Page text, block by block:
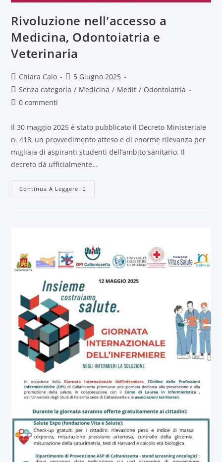
Rivoluzione nell’accesso a
Medicina, Odontoiatria e
Veterinaria
Chiara Calo
5 Giugno 2025
Senza categoria / Medicina / Medit / Odontoiatria
0 commenti
Il 30 maggio 2025 è stato pubblicato il Decreto Ministeriale
n. 418, un provvedimento atteso e di enorme rilevanza per
migliaia di aspiranti studenti dell’ambito sanitario. Il
decreto dà ufficialmente…
Continua A Leggere